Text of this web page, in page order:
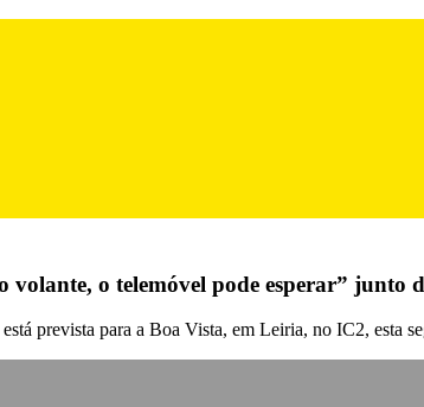
o telemóvel pode esperar” junto
prevista para a Boa Vista, em Leiria, no IC2, esta